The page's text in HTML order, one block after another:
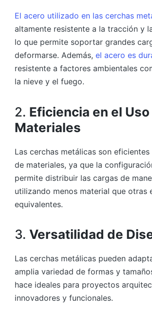
El acero utilizado en las cerchas
altamente resistente a la tracción y
lo que permite soportar grandes
deformarse. Además, el acero es
resistente a factores ambientales
la nieve y el fuego.
2. Eficiencia en el
Materiales
Las cerchas metálicas son
de materiales, ya que la
permite distribuir las cargas de
utilizando menos material que otras
equivalentes.
3. Versatilidad de
Las cerchas metálicas pueden
amplia variedad de formas y
hace ideales para proyectos
innovadores y funcionales.